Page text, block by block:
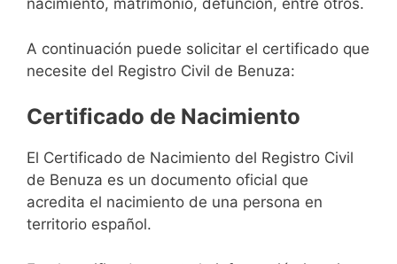
nacimiento, matrimonio, defunción, entre otros.
A continuación puede solicitar el certificado que
necesite del Registro Civil de Benuza:
Certificado de Nacimiento
El Certificado de Nacimiento del Registro Civil
de Benuza es un documento oficial que
acredita el nacimiento de una persona en
territorio español.